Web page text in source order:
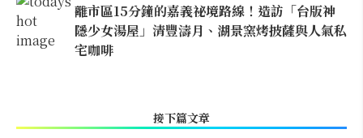
離市區15分鐘的嘉義祕境路線！造訪「台版神
隱少女湯屋」清豐濤月、湖景窯烤披薩與人氣私
宅咖啡
接下篇文章